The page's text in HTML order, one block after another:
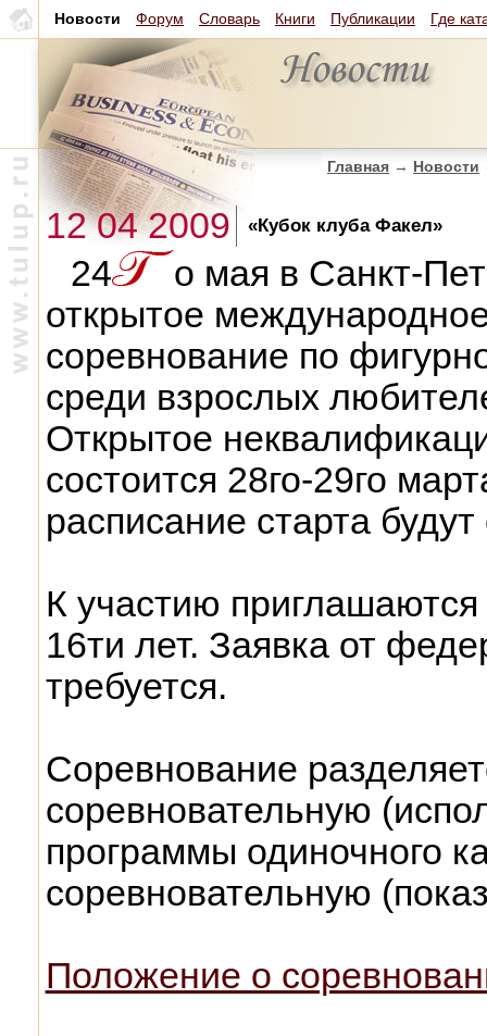
Новости Форум Словарь Книги Публикации Где
Главная → Новости
12 04 2009 «Кубок клуба Факел»
24
о мая в Санкт-
открытое
соревнование по
среди взрослых
Открытое
состоится 28го-29го
расписание старта
К участию
16ти лет. Заявка от
требуется.
Соревнование
соревновательную
программы одиночного
соревновательную
Положение о